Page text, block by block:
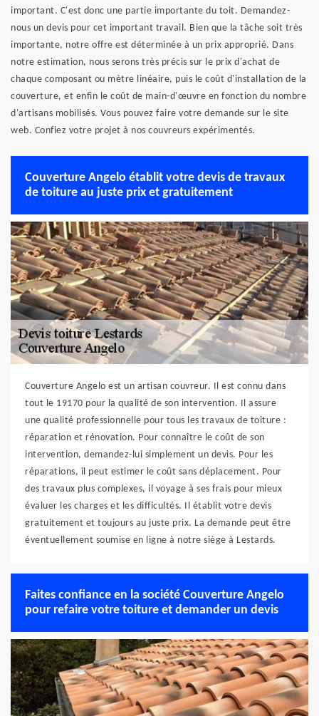
important. C'est donc une partie importante du toit. Demandez-
nous un devis pour cet important travail. Bien que la tâche soit très
importante, notre offre est déterminée à un prix approprié. Dans
notre estimation, nous serons très précis sur le prix d'achat de
chaque composant ou mètre linéaire, puis le coût d'installation de la
couverture, et enfin le coût de main-d'œuvre en fonction du nombre
d'artisans mobilisés. Vous pouvez faire votre demande sur le site
web. Confiez votre projet à nos couvreurs expérimentés.
Couverture Angelo établit votre devis de travaux
de toiture au juste prix et gratuitement
Couverture Angelo est un artisan couvreur. Il est connu dans
tout le 19170 pour la qualité de son intervention. Il assure
une qualité professionnelle pour tous les travaux de toiture :
réparation et rénovation. Pour connaître le coût de son
intervention, demandez-lui simplement un devis. Pour les
réparations, il peut estimer le coût sans déplacement. Pour
des travaux plus complexes, il voyage à ses frais pour mieux
évaluer les charges et les difficultés. Il établit votre devis
gratuitement et toujours au juste prix. La demande peut être
éventuellement soumise en ligne à notre siège à Lestards.
Faites confiance en la société Couverture Angelo
pour refaire votre toiture et demander un devis